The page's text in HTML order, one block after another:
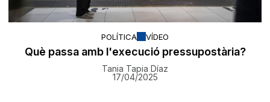
POLÍTICA VÍDEO
Què passa amb l'execució pressupostària?
Tania Tapia Díaz
17/04/2025